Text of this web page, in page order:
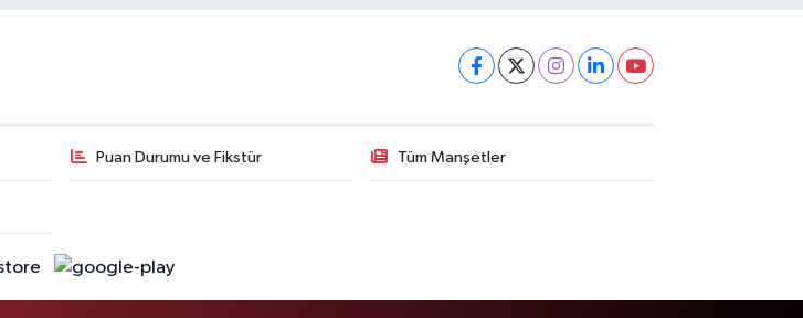
Puan Durumu ve Fikstür Tüm Manşetler